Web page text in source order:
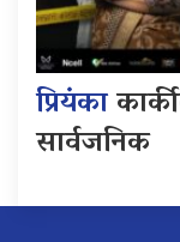
प्रियंका
सार्वजनिक